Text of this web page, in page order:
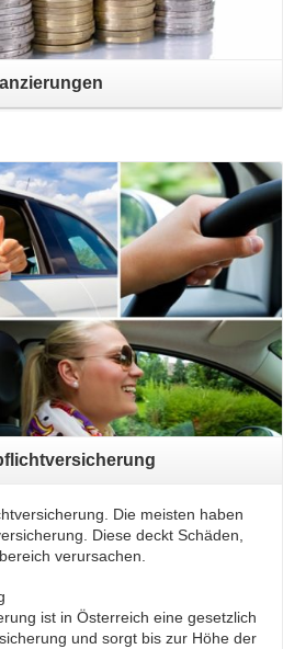
Read More
Die meisten haben
Diese deckt Schäden,
verursachen.
ist in Österreich eine gesetzlich
und sorgt bis zur Höhe der